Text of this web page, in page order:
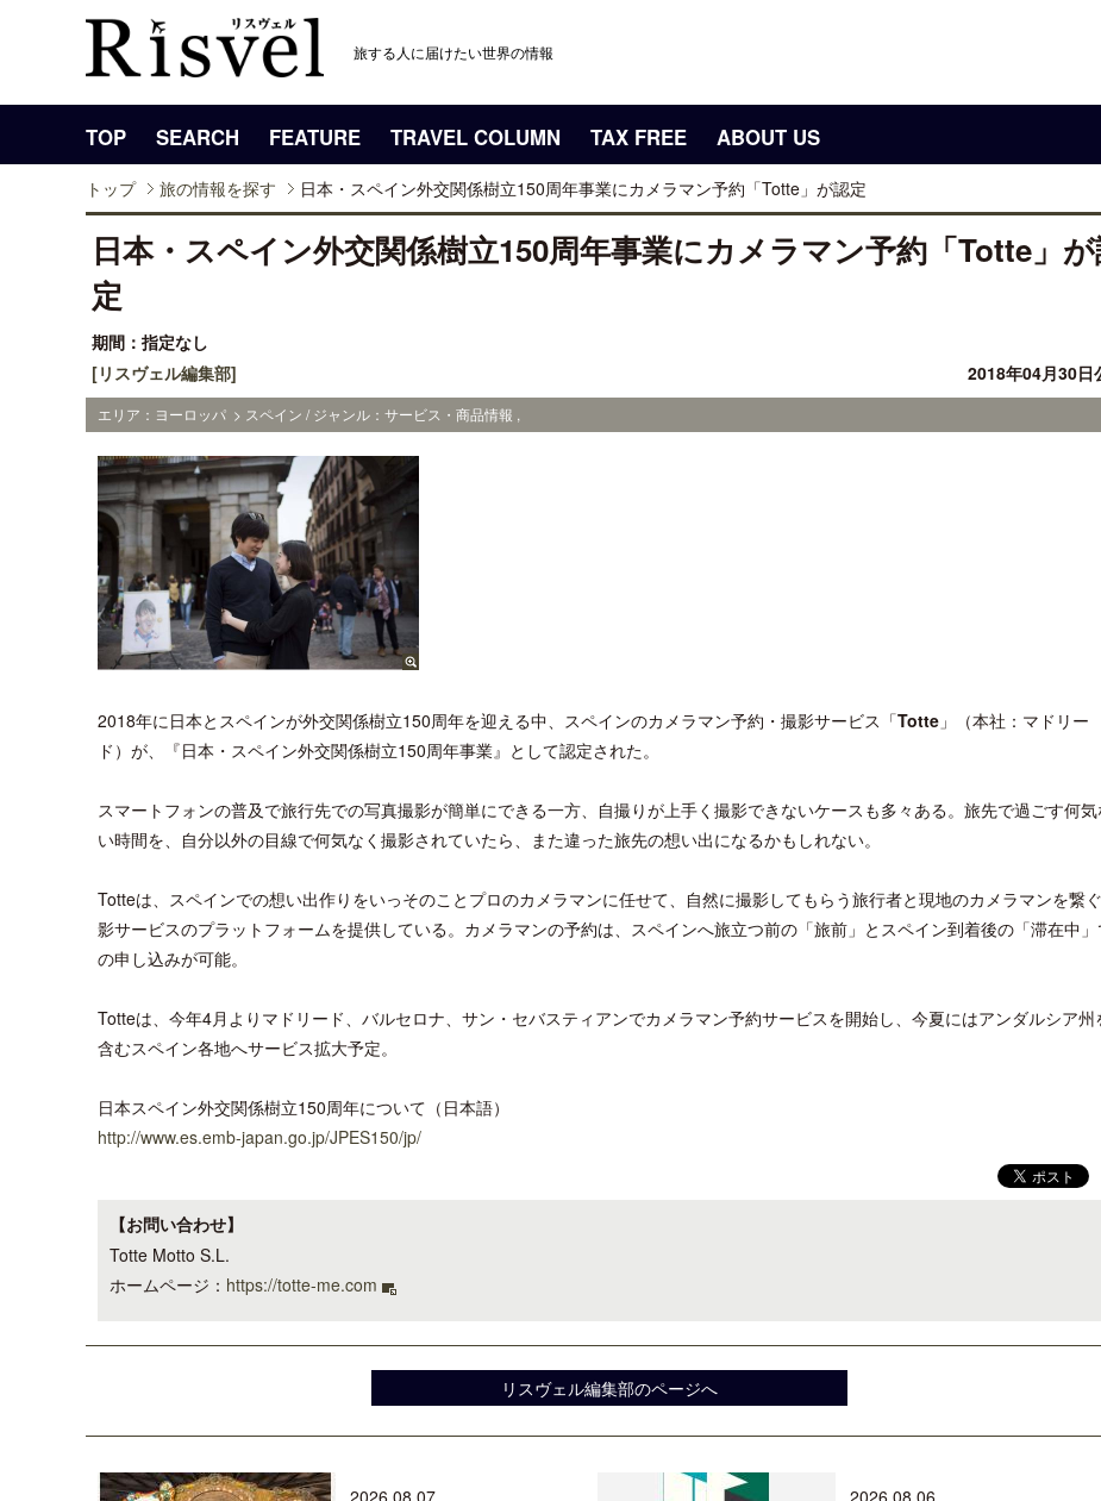
旅する人に届けたい世界の情報
TOP SEARCH FEATURE TRAVEL COLUMN TAX FREE ABOUT US
トップ 旅の情報を探す 日本・スペイン外交関係樹立150周年事業にカメラマン予約「Totte」が認定
日本・スペイン外交関係樹立150周年事業にカメラマン予約「Totte」
定
期間：指定なし
[リスヴェル編集部]
2018年04月30日
エリア：ヨーロッパ > スペイン / ジャンル：サービス・商品情報 ,
2018年に日本とスペインが外交関係樹立150周年を迎える中、スペインのカメラマン予約・撮影サービス「Totte 」（本社：マドリー
ド）が、『日本・スペイン外交関係樹立150周年事業』として認定された。
スマートフォンの普及で旅行先での写真撮影が簡単にできる一方、自撮りが上手く撮影できないケースも多々ある。旅先で過ごす何気
い時間を、自分以外の目線で何気なく撮影されていたら、また違った旅先の想い出になるかもしれない。
Totteは、スペインでの想い出作りをいっそのことプロのカメラマンに任せて、自然に撮影してもらう旅行者と現地のカメラマンを繋
影サービスのプラットフォームを提供している。カメラマンの予約は、スペインへ旅立つ前の「旅前」とスペイン到着後の「滞在中
の申し込みが可能。
Totteは、今年4月よりマドリード、バルセロナ、サン・セバスティアンでカメラマン予約サービスを開始し、今夏にはアンダルシア州
含むスペイン各地へサービス拡大予定。
日本スペイン外交関係樹立150周年について（日本語）
http://www.es.emb-japan.go.jp/JPES150/jp/
【お問い合わせ】
Totte Motto S.L.
ホームページ： https://totte-me.com
リスヴェル編集部のページへ
2026.08.07 2026.08.06